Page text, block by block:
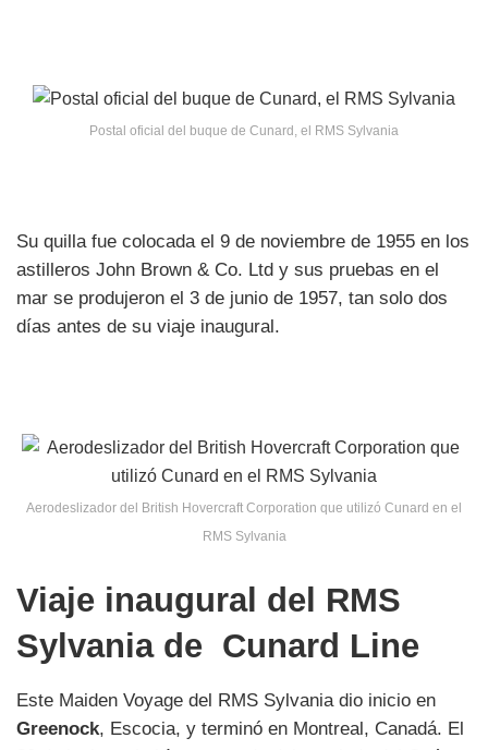
Postal oficial del buque de Cunard, el RMS Sylvania
Su quilla fue colocada el 9 de noviembre de 1955 en los
astilleros John Brown & Co. Ltd y sus pruebas en el
mar se produjeron el 3 de junio de 1957, tan solo dos
días antes de su viaje inaugural.
Aerodeslizador del British Hovercraft Corporation que utilizó Cunard en el
RMS Sylvania
Viaje inaugural del RMS
Sylvania de Cunard Line
Este Maiden Voyage del RMS Sylvania dio inicio en
Greenock, Escocia, y terminó en Montreal, Canadá. El